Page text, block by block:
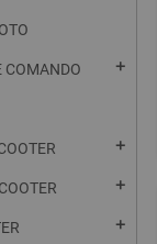
COMANDO add
add
add
add